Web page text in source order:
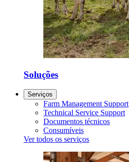
Soluções
Serviços
Farm Management Support
Technical Service Support
Documentos técnicos
Consumíveis
Ver todos os serviços